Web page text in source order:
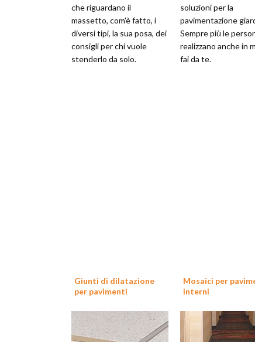
che riguardano il
massetto, com'è fatto, i
diversi tipi, la sua posa, dei
consigli per chi vuole
stenderlo da solo.
soluzioni per la
pavimentazione
Sempre più le
realizzano anche in
fai da te.
Giunti di dilatazione
per pavimenti
Mosaici per
interni